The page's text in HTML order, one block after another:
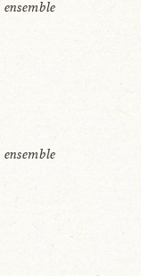
ensemble
ensemble